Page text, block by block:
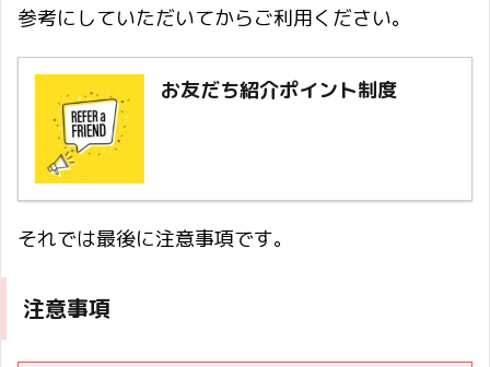
参考にしていただいてからご利用ください。
お友だち紹介ポイント制度
それでは最後に注意事項です。
注意事項